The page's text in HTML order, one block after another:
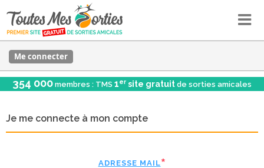
Me connecter
354 000 membres : TMS 1er site gratuit de sorties amicales
Je me connecte à mon compte
ADRESSE MAIL